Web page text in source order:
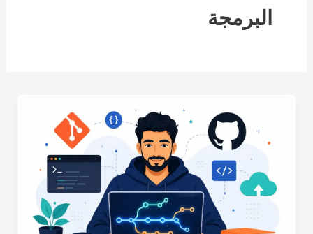
البرمجة
وGitHub
للمبتدئين
—
من
الصفر